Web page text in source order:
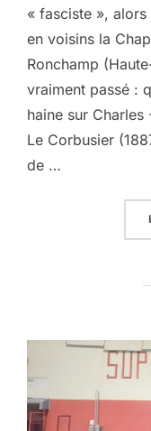
« fasciste »,
en voisins la
Ronchamp
vraiment passé :
haine sur
Le Corbusier
de …